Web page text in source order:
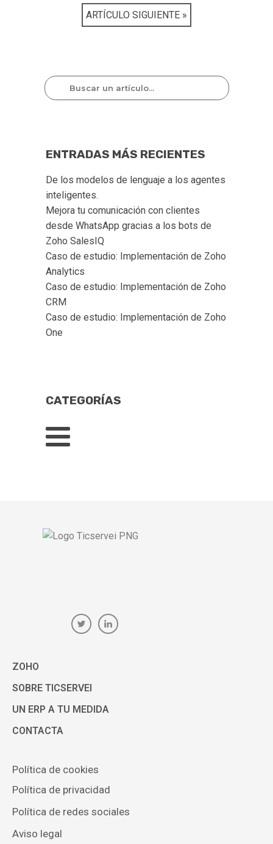
ARTÍCULO SIGUIENTE »
ENTRADAS MÁS RECIENTES
De los modelos de lenguaje a los agentes
inteligentes.
Mejora tu comunicación con clientes
desde WhatsApp gracias a los bots de
Zoho SalesIQ
Caso de estudio: Implementación de Zoho
Analytics
Caso de estudio: Implementación de Zoho
CRM
Caso de estudio: Implementación de Zoho
One
CATEGORÍAS
ZOHO
SOBRE TICSERVEI
UN ERP A TU MEDIDA
CONTACTA
Política de cookies
Política de privacidad
Política de redes sociales
Aviso legal